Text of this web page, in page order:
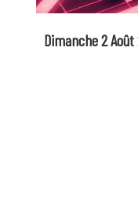
Dimanche 2 Août